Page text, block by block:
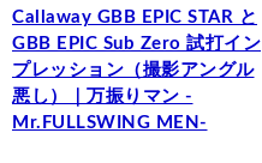
Callaway GBB EPIC STAR と
GBB EPIC Sub Zero 試打イン
プレッション（撮影アングル
悪し）｜万振りマン -
Mr.FULLSWING MEN-